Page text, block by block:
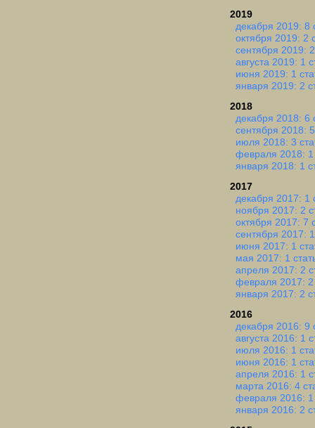
2019
декабря 2019: 8
октября 2019: 2
сентября 2019:
августа 2019: 1
июня 2019: 1
января 2019: 2
2018
декабря 2018: 6
сентября 2018:
июля 2018: 3
февраля 2018: 1
января 2018: 1
2017
декабря 2017: 1
ноября 2017: 2
октября 2017: 7
сентября 2017:
июня 2017: 1
мая 2017: 1
апреля 2017: 2
февраля 2017: 2
января 2017: 2
2016
декабря 2016: 9
августа 2016: 1
июля 2016: 1
июня 2016: 1
апреля 2016: 1
марта 2016: 4
февраля 2016: 1
января 2016: 2